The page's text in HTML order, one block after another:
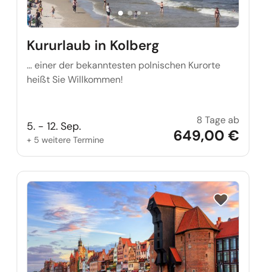
Kururlaub in Kolberg
… einer der bekanntesten polnischen Kurorte
heißt Sie Willkommen!
5. - 12. Sep.
+ 5 weitere Termine
8 Tage ab
649,00 €
Reise auf